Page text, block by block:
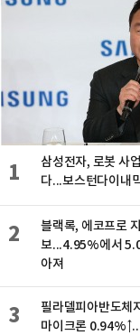
삼성전자, 로봇 사
다...보스턴다이내
1
블랙록, 에코프로
보...4.95%에서
아져
2
필라델피아반도체
마이크론
3